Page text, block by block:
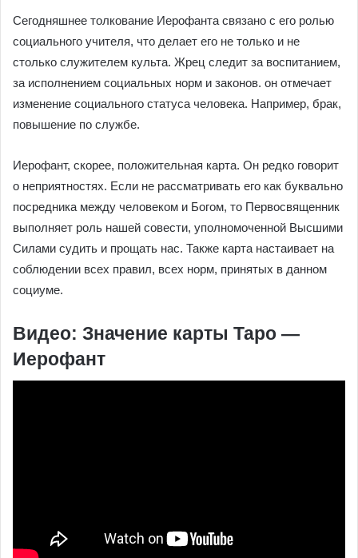
Сегодняшнее толкование Иерофанта связано с его ролью
социального учителя, что делает его не только и не
столько служителем культа. Жрец следит за воспитанием,
за исполнением социальных норм и законов. он отмечает
изменение социального статуса человека. Например, брак,
повышение по службе.
Иерофант, скорее, положительная карта. Он редко говорит
о неприятностях. Если не рассматривать его как буквально
посредника между человеком и Богом, то Первосвященник
выполняет роль нашей совести, уполномоченной Высшими
Силами судить и прощать нас. Также карта настаивает на
соблюдении всех правил, всех норм, принятых в данном
социуме.
Видео: Значение карты Таро —
Иерофант